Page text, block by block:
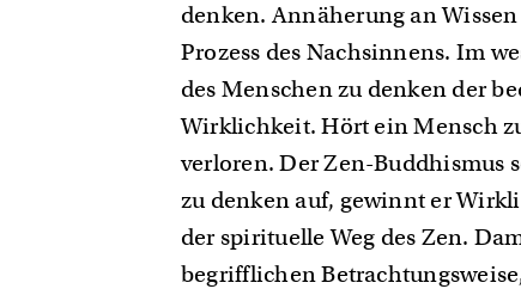
denken. Annäherung an
Prozess des Nachsinnens. Im
des Menschen zu denken der
Wirklichkeit. Hört ein Mensch
verloren. Der Zen-Buddhismus
zu denken auf, gewinnt er
der spirituelle Weg des Zen.
begrifflichen